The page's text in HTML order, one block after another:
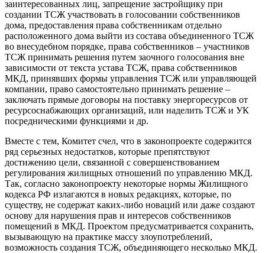
заинтересованных лиц, запрещение застройщику при
создании ТСЖ участвовать в голосовании собственников
дома, предоставления права собственникам отдельно
расположенного дома выйти из состава объединенного ТСЖ
во внесудебном порядке, права собственников – участников
ТСЖ принимать решения путем заочного голосования вне
зависимости от текста устава ТСЖ, права собственников
МКД, принявших формы управления ТСЖ или управляющей
компании, право самостоятельно принимать решение –
заключать прямые договоры на поставку энергоресурсов от
ресурсоснабжающих организаций, или наделить ТСЖ и УК
посредническими функциями и др.
Вместе с тем, Комитет счел, что в законопроекте содержится
ряд серьезных недостатков, которые препятствуют
достижению цели, связанной с совершенствованием
регулирования жилищных отношений по управлению МКД.
Так, согласно законопроекту некоторые нормы Жилищного
кодекса РФ излагаются в новых редакциях, которые, по
существу, не содержат каких-либо новаций или даже создают
основу для нарушения прав и интересов собственников
помещений в МКД. Проектом предусматривается сохранить,
вызывающую на практике массу злоупотреблений,
возможность создания ТСЖ, объединяющего несколько МКД.